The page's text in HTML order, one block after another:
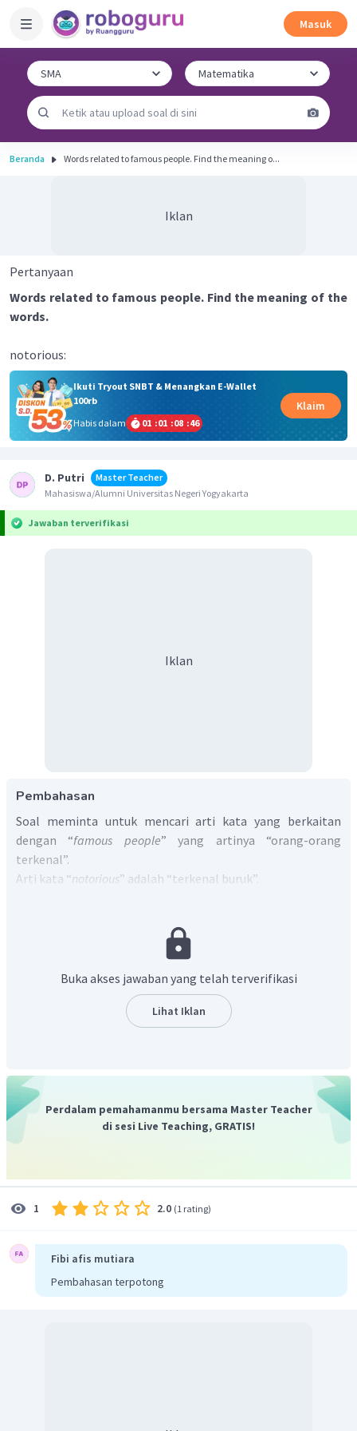
Masuk
Beranda Words related to famous people. Find the meaning o...
Iklan
Pertanyaan
Words related to famous people. Find the meaning of the
words.
notorious:
Ikuti Tryout SNBT & Menangkan E-Wallet
100rb
Habis dalam
01 :01 :08 :46
Klaim
D. Putri
Master Teacher
Mahasiswa/Alumni Universitas Negeri Yogyakarta
Jawaban terverifikasi
Iklan
Pembahasan
Soal meminta untuk mencari arti kata yang berkaitan
dengan “famous people” yang artinya “orang-orang
terkenal”.
Arti kata “notorious” adalah “terkenal buruk”.
Buka akses jawaban yang telah terverifikasi
Lihat Iklan
Perdalam pemahamanmu bersama Master Teacher
di sesi Live Teaching, GRATIS!
1 2.0 (1 rating)
Fibi afis mutiara
Pembahasan terpotong